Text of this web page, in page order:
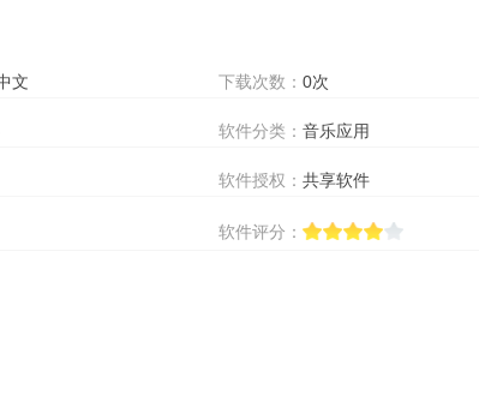
文 下载次数： 0次
软件分类： 音乐应用
软件授权： 共享软件
软件评分：